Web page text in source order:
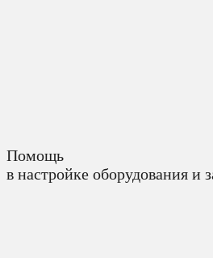
Помощь
в настройке оборудования и